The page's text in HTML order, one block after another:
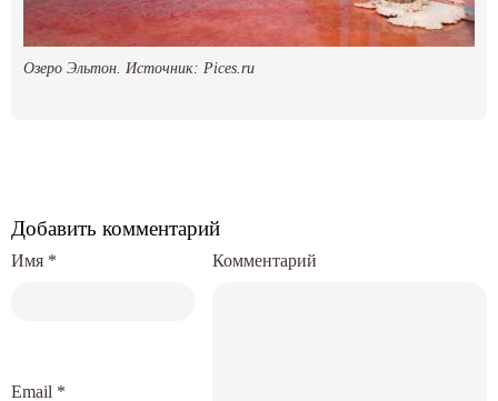
Озеро Эльтон. Источник: Pices.ru
Добавить комментарий
Комментарий
Имя *
Email *